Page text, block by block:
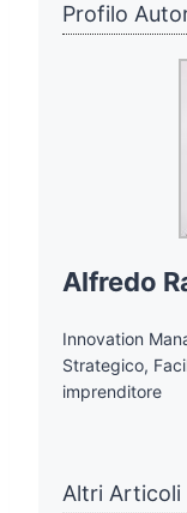
Profilo
Alfredo
Innovation
Strategico,
imprenditore
Altri Articoli